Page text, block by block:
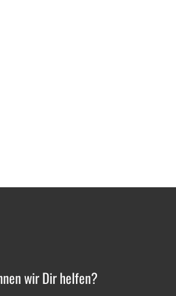
wir Dir helfen?